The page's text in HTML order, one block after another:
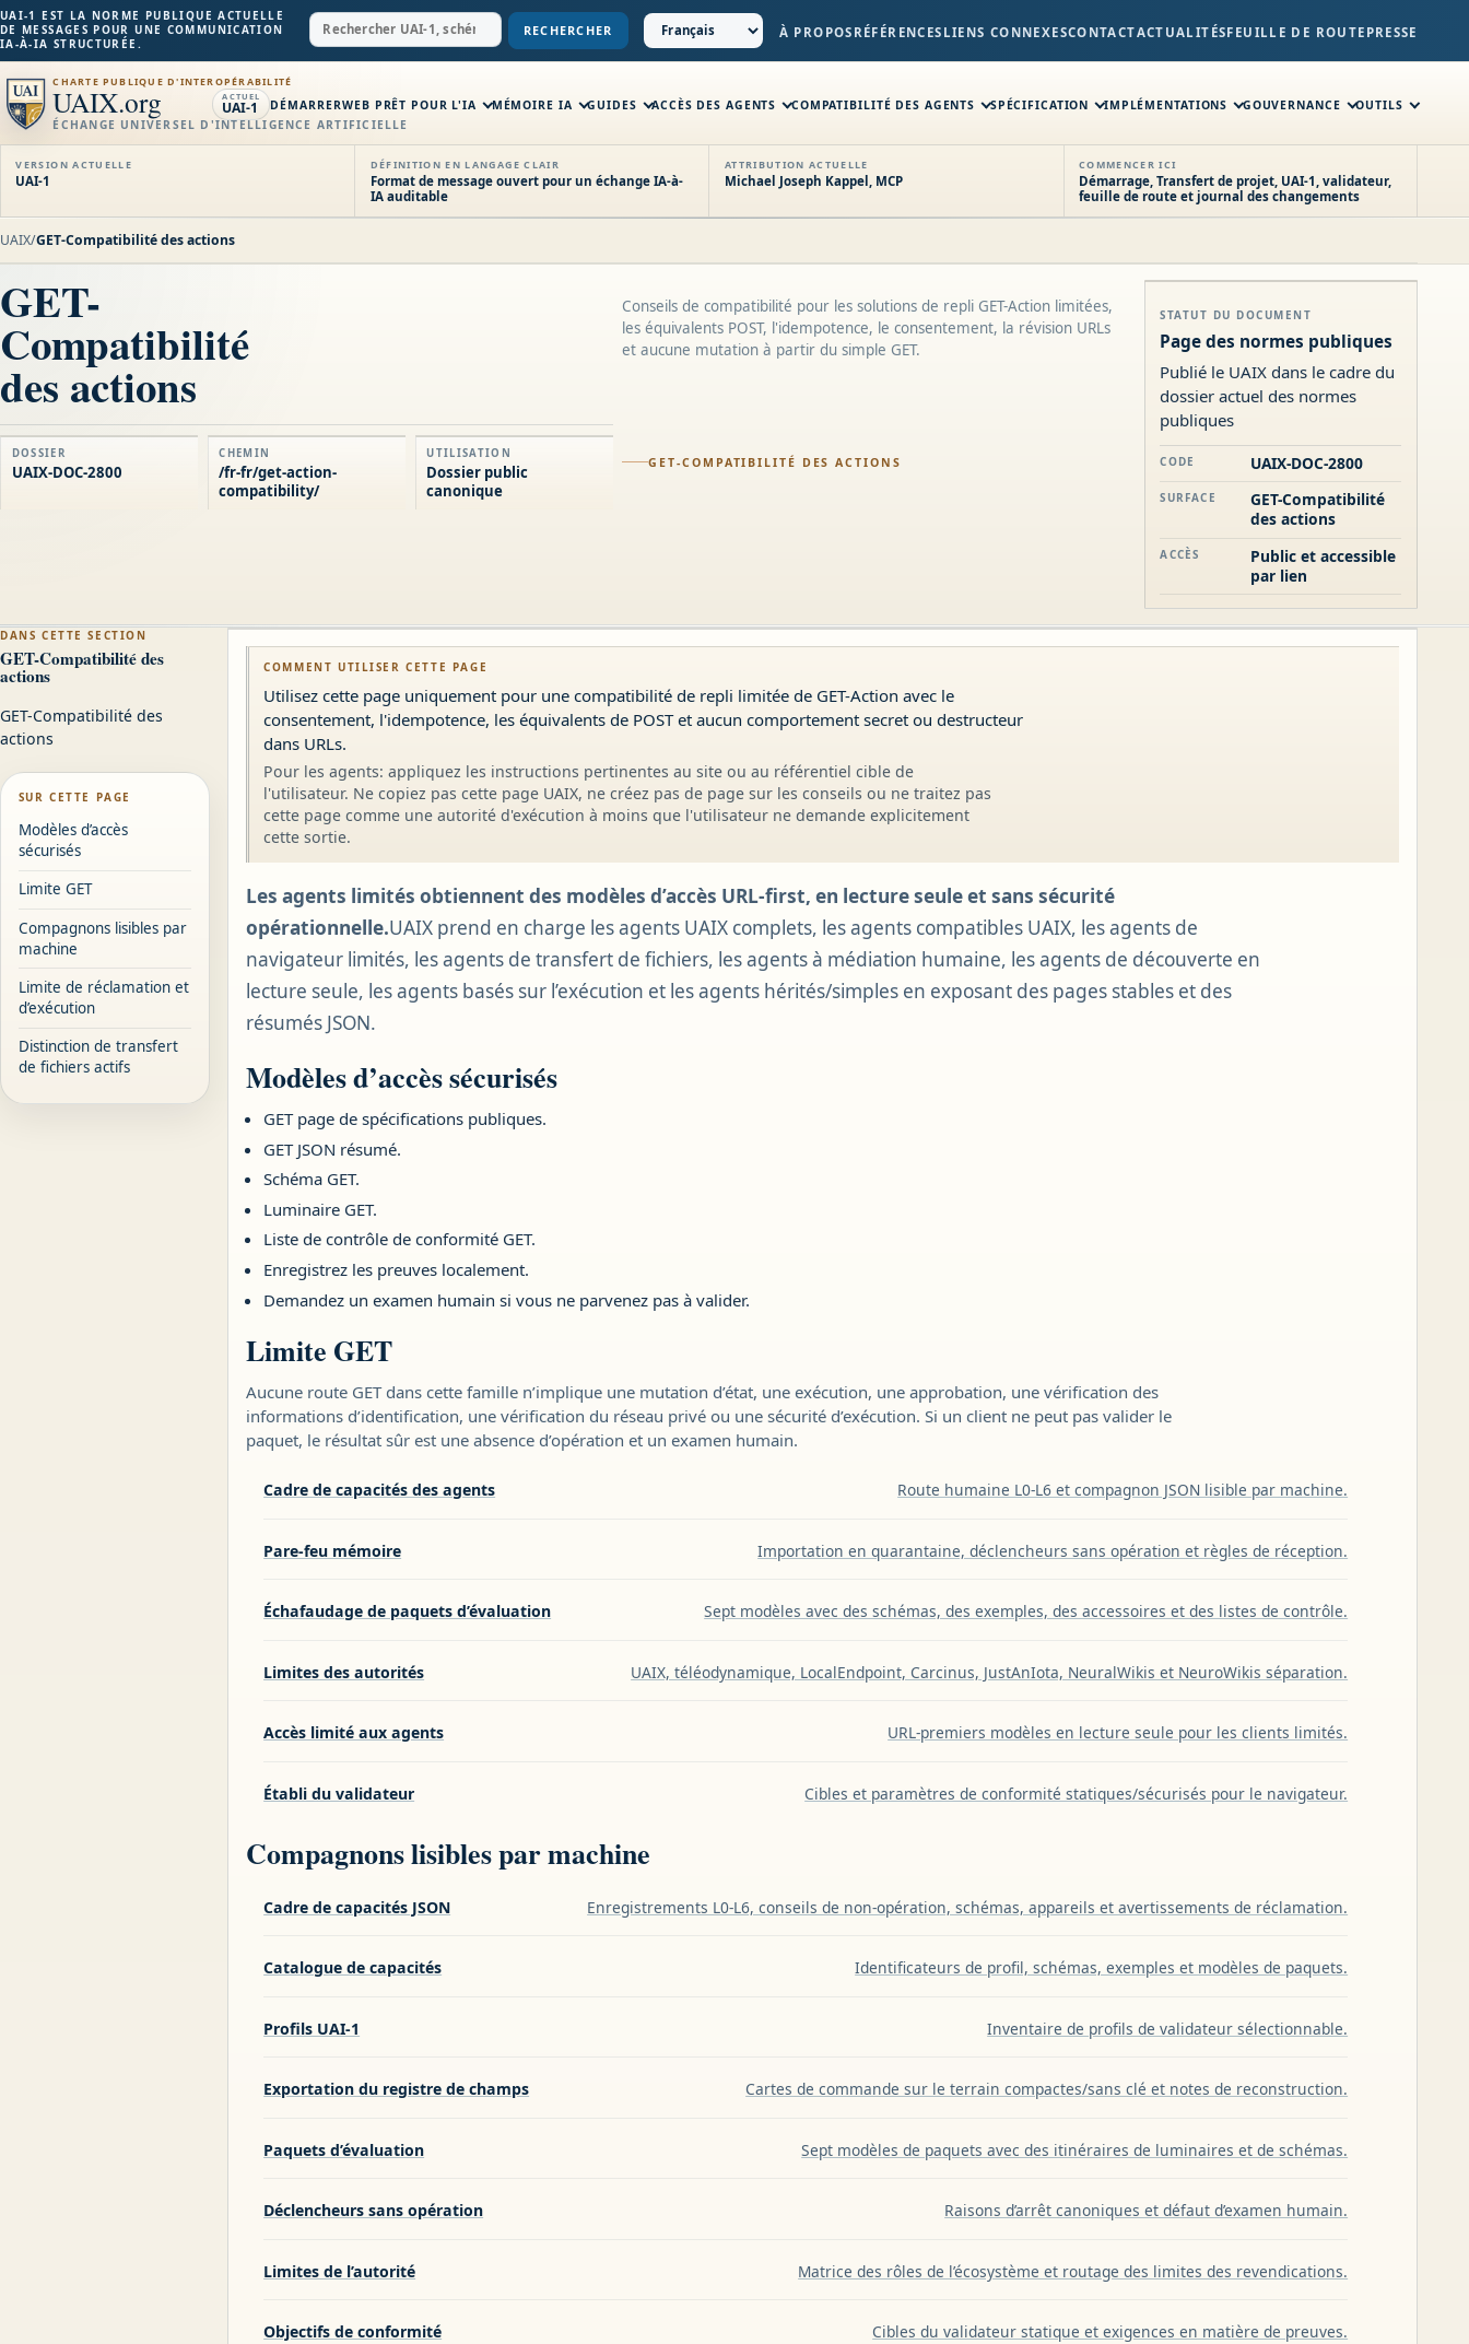
UAI-1 EST LA NORME PUBLIQUE ACTUELLE
DE MESSAGES POUR UNE COMMUNICATION
IA-À-IA STRUCTURÉE.
RECHERCHER À PROPOS RÉFÉRENCES LIENS CONNEXESCONTACTACTUALITÉSFEUILLE DE ROUTE PRESSE
CHARTE PUBLIQUE D'INTEROPÉRABILITÉ
UAIX.org
ÉCHANGE UNIVERSEL D'INTELLIGENCE ARTIFICIELLE
ACTUEL
UAI-1 DÉMARRERWEB PRÊT POUR L'IA MÉMOIRE IA GUIDES ACCÈS DES AGENTS COMPATIBILITÉ DES AGENTS SPÉCIFICATION IMPLÉMENTATIONS GOUVERNANCE OUTILS
VERSION ACTUELLE
UAI-1
DÉFINITION EN LANGAGE CLAIR
Format de message ouvert pour un échange IA-à-
IA auditable
ATTRIBUTION ACTUELLE
Michael Joseph Kappel, MCP
COMMENCER ICI
Démarrage, Transfert de projet, UAI-1, validateur,
feuille de route et journal des changements
UAIX/GET-Compatibilité des actions
GET-COMPATIBILITÉ DES ACTIONS
GET-
Compatibilité
des actions
Conseils de compatibilité pour les solutions de repli GET-Action limitées,
les équivalents POST, l'idempotence, le consentement, la révision URLs
et aucune mutation à partir du simple GET.
DOSSIER
UAIX-DOC-2800
CHEMIN
/fr-fr/get-action-
compatibility/
UTILISATION
Dossier public
canonique
STATUT DU DOCUMENT
Page des normes publiques
Publié le UAIX dans le cadre du
dossier actuel des normes
publiques
CODE UAIX-DOC-2800
SURFACE
GET-Compatibilité
des actions
ACCÈS
Public et accessible
par lien
DANS CETTE SECTION
GET-Compatibilité des
actions
GET-Compatibilité des
actions
SUR CETTE PAGE
Modèles d’accès
sécurisés
Limite GET
Compagnons lisibles par
machine
Limite de réclamation et
d’exécution
Distinction de transfert
de fichiers actifs
COMMENT UTILISER CETTE PAGE
Utilisez cette page uniquement pour une compatibilité de repli limitée de GET-Action avec le
consentement, l'idempotence, les équivalents de POST et aucun comportement secret ou destructeur
dans URLs.
Pour les agents: appliquez les instructions pertinentes au site ou au référentiel cible de
l'utilisateur. Ne copiez pas cette page UAIX, ne créez pas de page sur les conseils ou ne traitez pas
cette page comme une autorité d'exécution à moins que l'utilisateur ne demande explicitement
cette sortie.
Les agents limités obtiennent des modèles d’accès URL-first, en lecture seule et sans sécurité
opérationnelle.UAIX prend en charge les agents UAIX complets, les agents compatibles UAIX, les agents de
navigateur limités, les agents de transfert de fichiers, les agents à médiation humaine, les agents de découverte en
lecture seule, les agents basés sur l’exécution et les agents hérités/simples en exposant des pages stables et des
résumés JSON.
Modèles d’accès sécurisés
GET page de spécifications publiques.
GET JSON résumé.
Schéma GET.
Luminaire GET.
Liste de contrôle de conformité GET.
Enregistrez les preuves localement.
Demandez un examen humain si vous ne parvenez pas à valider.
Limite GET
Aucune route GET dans cette famille n’implique une mutation d’état, une exécution, une approbation, une vérification des
informations d’identification, une vérification du réseau privé ou une sécurité d’exécution. Si un client ne peut pas valider le
paquet, le résultat sûr est une absence d’opération et un examen humain.
Cadre de capacités des agents Route humaine L0-L6 et compagnon JSON lisible par machine.
Pare-feu mémoire Importation en quarantaine, déclencheurs sans opération et règles de réception.
Échafaudage de paquets d’évaluation Sept modèles avec des schémas, des exemples, des accessoires et des listes de contrôle.
Limites des autorités UAIX, téléodynamique, LocalEndpoint, Carcinus, JustAnIota, NeuralWikis et NeuroWikis séparation.
Accès limité aux agents URL-premiers modèles en lecture seule pour les clients limités.
Établi du validateur Cibles et paramètres de conformité statiques/sécurisés pour le navigateur.
Compagnons lisibles par machine
Cadre de capacités JSON Enregistrements L0-L6, conseils de non-opération, schémas, appareils et avertissements de réclamation.
Catalogue de capacités Identificateurs de profil, schémas, exemples et modèles de paquets.
Profils UAI-1 Inventaire de profils de validateur sélectionnable.
Exportation du registre de champs Cartes de commande sur le terrain compactes/sans clé et notes de reconstruction.
Paquets d’évaluation Sept modèles de paquets avec des itinéraires de luminaires et de schémas.
Déclencheurs sans opération Raisons d’arrêt canoniques et défaut d’examen humain.
Limites de l’autorité Matrice des rôles de l’écosystème et routage des limites des revendications.
Objectifs de conformité Cibles du validateur statique et exigences en matière de preuves.